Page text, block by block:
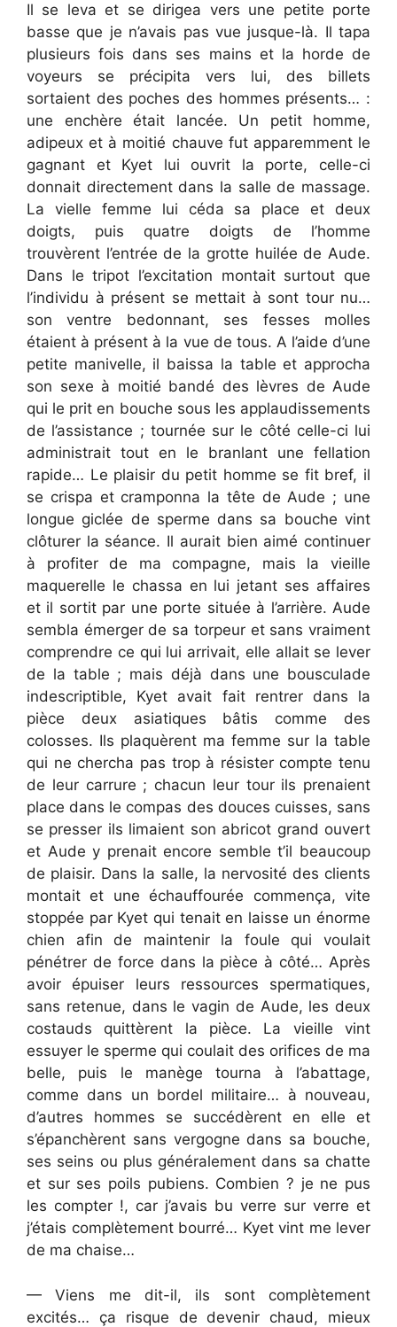
Il se leva et se dirigea vers une petite porte
basse que je n’avais pas vue jusque-là. Il tapa
plusieurs fois dans ses mains et la horde de
voyeurs se précipita vers lui, des billets
sortaient des poches des hommes présents… :
une enchère était lancée. Un petit homme,
adipeux et à moitié chauve fut apparemment le
gagnant et Kyet lui ouvrit la porte, celle-ci
donnait directement dans la salle de massage.
La vielle femme lui céda sa place et deux
doigts, puis quatre doigts de l’homme
trouvèrent l’entrée de la grotte huilée de Aude.
Dans le tripot l’excitation montait surtout que
l’individu à présent se mettait à sont tour nu…
son ventre bedonnant, ses fesses molles
étaient à présent à la vue de tous. A l’aide d’une
petite manivelle, il baissa la table et approcha
son sexe à moitié bandé des lèvres de Aude
qui le prit en bouche sous les applaudissements
de l’assistance ; tournée sur le côté celle-ci lui
administrait tout en le branlant une fellation
rapide… Le plaisir du petit homme se fit bref, il
se crispa et cramponna la tête de Aude ; une
longue giclée de sperme dans sa bouche vint
clôturer la séance. Il aurait bien aimé continuer
à profiter de ma compagne, mais la vieille
maquerelle le chassa en lui jetant ses affaires
et il sortit par une porte située à l’arrière. Aude
sembla émerger de sa torpeur et sans vraiment
comprendre ce qui lui arrivait, elle allait se lever
de la table ; mais déjà dans une bousculade
indescriptible, Kyet avait fait rentrer dans la
pièce deux asiatiques bâtis comme des
colosses. Ils plaquèrent ma femme sur la table
qui ne chercha pas trop à résister compte tenu
de leur carrure ; chacun leur tour ils prenaient
place dans le compas des douces cuisses, sans
se presser ils limaient son abricot grand ouvert
et Aude y prenait encore semble t’il beaucoup
de plaisir. Dans la salle, la nervosité des clients
montait et une échauffourée commença, vite
stoppée par Kyet qui tenait en laisse un énorme
chien afin de maintenir la foule qui voulait
pénétrer de force dans la pièce à côté… Après
avoir épuiser leurs ressources spermatiques,
sans retenue, dans le vagin de Aude, les deux
costauds quittèrent la pièce. La vieille vint
essuyer le sperme qui coulait des orifices de ma
belle, puis le manège tourna à l’abattage,
comme dans un bordel militaire… à nouveau,
d’autres hommes se succédèrent en elle et
s’épanchèrent sans vergogne dans sa bouche,
ses seins ou plus généralement dans sa chatte
et sur ses poils pubiens. Combien ? je ne pus
les compter !, car j’avais bu verre sur verre et
j’étais complètement bourré… Kyet vint me lever
de ma chaise…
— Viens me dit-il, ils sont complètement
excités… ça risque de devenir chaud, mieux